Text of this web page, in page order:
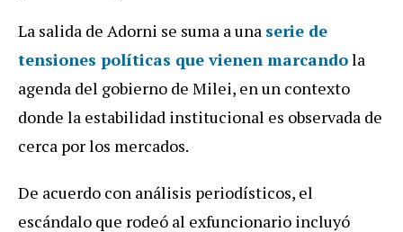
La salida de Adorni se suma a una serie de
tensiones políticas que vienen marcandola
agenda del gobierno de Milei, en un contexto
donde la estabilidad institucional es observada de
cerca por los mercados.
De acuerdo con análisis periodísticos, el
escándalo que rodeó al exfuncionario incluyó